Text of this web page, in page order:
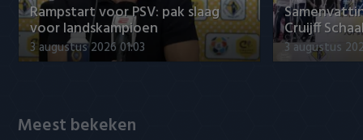
Vitesse
VVV Venlo
Rampstart voor PSV: pak slaag
voor landskampioen
3 augustus 2026 01:03
Cruijff
3 augustus
Meest bekeken